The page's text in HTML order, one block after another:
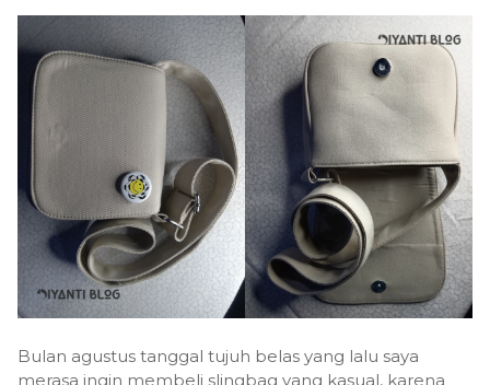
Bulan agustus tanggal tujuh belas yang lalu saya
merasa ingin membeli slingbag yang kasual, karena